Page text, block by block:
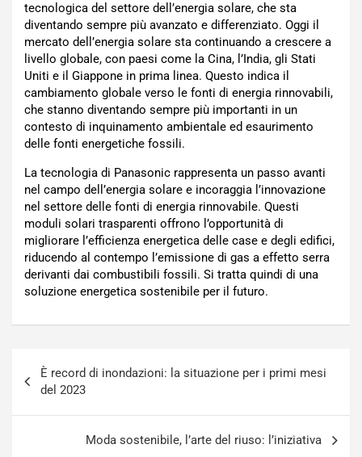
tecnologica del settore dell’energia solare, che sta
diventando sempre più avanzato e differenziato. Oggi il
mercato dell’energia solare sta continuando a crescere a
livello globale, con paesi come la Cina, l’India, gli Stati
Uniti e il Giappone in prima linea. Questo indica il
cambiamento globale verso le fonti di energia rinnovabili,
che stanno diventando sempre più importanti in un
contesto di inquinamento ambientale ed esaurimento
delle fonti energetiche fossili.
La tecnologia di Panasonic rappresenta un passo avanti
nel campo dell’energia solare e incoraggia l’innovazione
nel settore delle fonti di energia rinnovabile. Questi
moduli solari trasparenti offrono l’opportunità di
migliorare l’efficienza energetica delle case e degli edifici,
riducendo al contempo l’emissione di gas a effetto serra
derivanti dai combustibili fossili. Si tratta quindi di una
soluzione energetica sostenibile per il futuro.
Navigazione
articoli
È record di inondazioni: la situazione per i primi mesi
del 2023
Moda sostenibile, l’arte del riuso: l’iniziativa